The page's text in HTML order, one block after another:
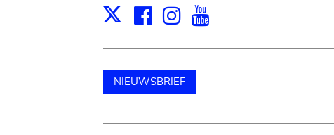
X Facebook
Instagram
NIEUWSBRIEF